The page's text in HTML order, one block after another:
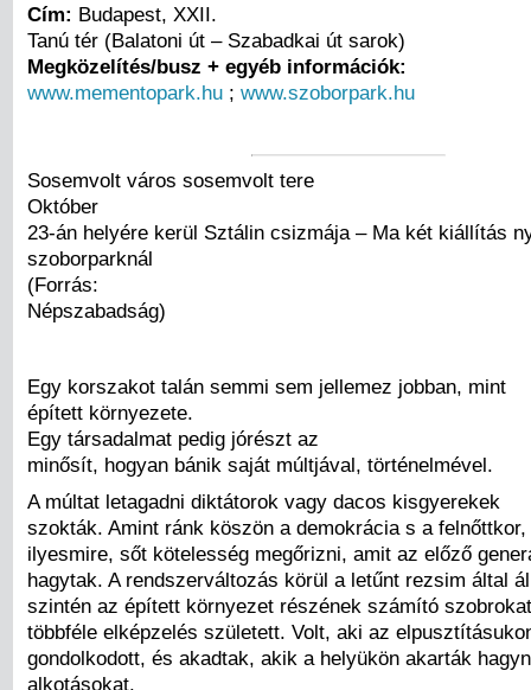
Cím: Budapest, XXII.
Tanú tér (Balatoni út – Szabadkai út sarok)
Megközelítés/busz + egyéb információk:
www.mementopark.hu ; www.szoborpark.hu
Sosemvolt város sosemvolt tere
Október
23-án helyére kerül Sztálin csizmája – Ma két kiállítás
szoborparknál
(Forrás:
Népszabadság)
Egy korszakot talán semmi sem jellemez jobban, mint
épített környezete.
Egy társadalmat pedig jórészt az
minősít, hogyan bánik saját múltjával, történelmével.
A múltat letagadni diktátorok vagy dacos kisgyerekek
szokták. Amint ránk köszön a demokrácia s a
ilyesmire, sőt kötelesség megőrizni, amit az előző
hagytak. A rendszerváltozás körül a letűnt rezsim által
szintén az épített környezet részének számító
többféle elképzelés született. Volt, aki az
gondolkodott, és akadtak, akik a helyükön akarták
alkotásokat.